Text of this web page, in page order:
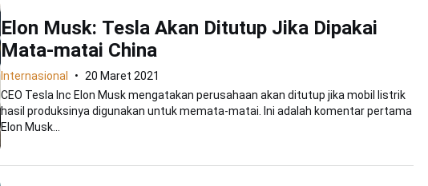
Elon Musk: Tesla Akan Ditutup Jika Dipakai
Mata-matai China
Internasional
20 Maret 2021
CEO Tesla Inc Elon Musk mengatakan perusahaan akan ditutup jika mobil listrik
hasil produksinya digunakan untuk memata-matai. Ini adalah komentar pertama
Elon Musk...